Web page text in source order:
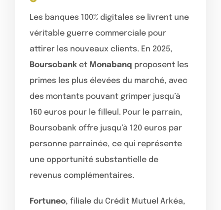
Les banques 100% digitales se livrent une
véritable guerre commerciale pour
attirer les nouveaux clients. En 2025,
Boursobank et Monabanq proposent les
primes les plus élevées du marché, avec
des montants pouvant grimper jusqu’à
160 euros pour le filleul. Pour le parrain,
Boursobank offre jusqu’à 120 euros par
personne parrainée, ce qui représente
une opportunité substantielle de
revenus complémentaires.
Fortuneo, filiale du Crédit Mutuel Arkéa,